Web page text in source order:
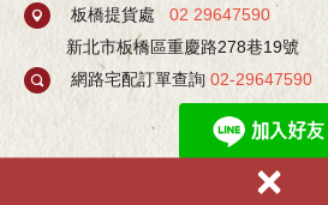
×
板橋提貨處
02 29647590
新北市板橋區重慶路278巷19號
網路宅配訂單查詢 02-29647590
加入line好友有不定期優